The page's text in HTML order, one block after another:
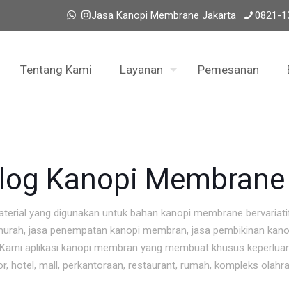
Jasa Kanopi Membrane Jakarta 0821-
Tentang Kami Layanan Pemesanan
Kanopi Membrane
yang digunakan untuk bahan kanopi membrane
jasa penempatan kanopi membran, jasa pembikinan
aplikasi kanopi membran yang membuat khusus
hotel, mall, perkantoraan, restaurant, rumah, kompleks